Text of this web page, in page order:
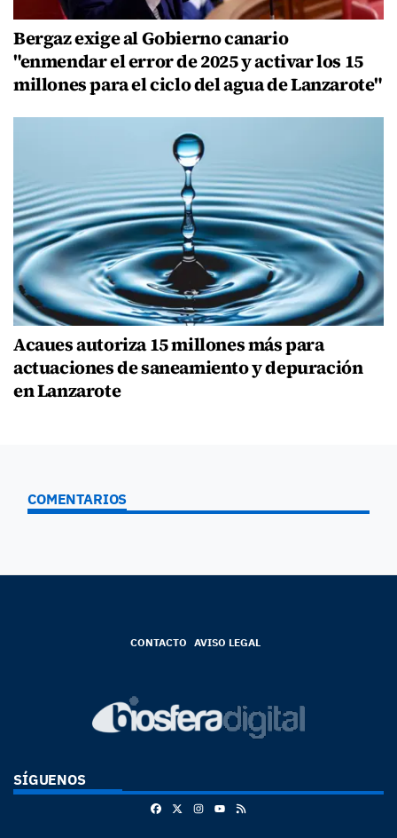
Bergaz exige al Gobierno canario
"enmendar el error de 2025 y activar los 15
millones para el ciclo del agua de Lanzarote"
Acaues autoriza 15 millones más para
actuaciones de saneamiento y depuración
en Lanzarote
COMENTARIOS
CONTACTO AVISO LEGAL
SÍGUENOS
FacebookInstagram